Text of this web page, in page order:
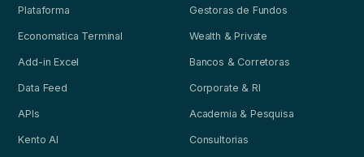
Plataforma
Economatica Terminal
Add-in Excel
Data Feed
APIs
Kento AI
Gestoras de Fundos
Wealth & Private
Bancos & Corretoras
Corporate & RI
Academia & Pesquisa
Consultorias